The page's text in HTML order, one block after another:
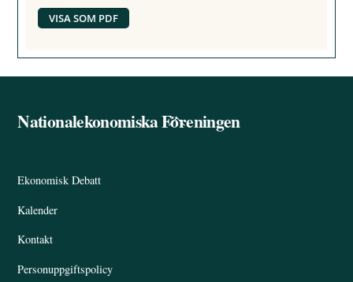
VISA SOM PDF
Back
Nationalekonomiska Föreningen
Ekonomisk Debatt
Kalender
Kontakt
Personuppgiftspolicy